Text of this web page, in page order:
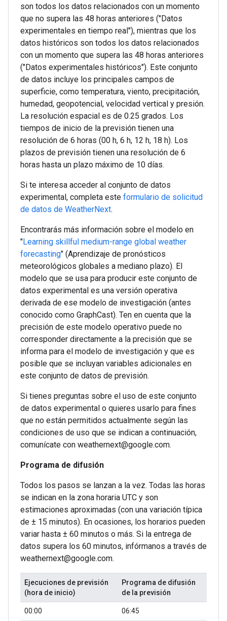
son todos los datos relacionados con un momento
que no supera las 48 horas anteriores ("Datos
experimentales en tiempo real"), mientras que los
datos históricos son todos los datos relacionados
con un momento que supera las 48 horas anteriores
("Datos experimentales históricos"). Este conjunto
de datos incluye los principales campos de
superficie, como temperatura, viento, precipitación,
humedad, geopotencial, velocidad vertical y presión.
La resolución espacial es de 0.25 grados. Los
tiempos de inicio de la previsión tienen una
resolución de 6 horas (00 h, 6 h, 12 h, 18 h). Los
plazos de previsión tienen una resolución de 6
horas hasta un plazo máximo de 10 días.
Si te interesa acceder al conjunto de datos
experimental, completa este formulario de solicitud
de datos de WeatherNext.
Encontrarás más información sobre el modelo en
"Learning skillful medium-range global weather
forecasting" (Aprendizaje de pronósticos
meteorológicos globales a mediano plazo). El
modelo que se usa para producir este conjunto de
datos experimental es una versión operativa
derivada de ese modelo de investigación (antes
conocido como GraphCast). Ten en cuenta que la
precisión de este modelo operativo puede no
corresponder directamente a la precisión que se
informa para el modelo de investigación y que es
posible que se incluyan variables adicionales en
este conjunto de datos de previsión.
Si tienes preguntas sobre el uso de este conjunto
de datos experimental o quieres usarlo para fines
que no están permitidos actualmente según las
condiciones de uso que se indican a continuación,
comunícate con weathernext@google.com.
Programa de difusión
Todos los pasos se lanzan a la vez. Todas las horas
se indican en la zona horaria UTC y son
estimaciones aproximadas (con una variación típica
de ± 15 minutos). En ocasiones, los horarios pueden
variar hasta ± 60 minutos o más. Si la entrega de
datos supera los 60 minutos, infórmanos a través de
weathernext@google.com.
Ejecuciones de previsión
(hora de inicio)
Programa de difusión
de la previsión
00:00 06:45